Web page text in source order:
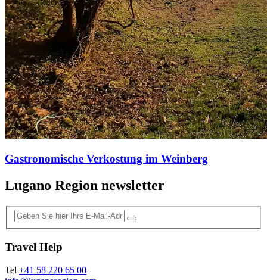
Gastronomische Verkostung im Weinberg
Lugano Region newsletter
Travel Help
Tel +41 58 220 65 00